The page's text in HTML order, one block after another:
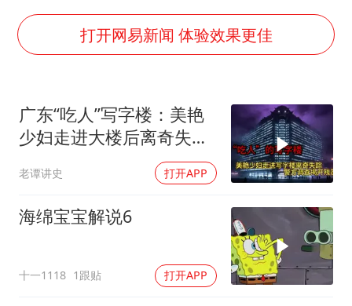
三警齐发！多地10级以上雷暴大风
车企回归实体按键
中国代表队首次参加国际核科学奥赛 获一金三银
夏日经济乘“热”而上 消费市场向“新”而行
乐享全民健身 共筑健康中国
打开网易新闻 体验效果更佳
广东“吃人”写字楼：美艳
少妇走进大楼后离奇失
踪，警方调查揭开残忍真
相
老谭讲史 打开APP
海绵宝宝解说6
十一1118 1跟贴 打开APP